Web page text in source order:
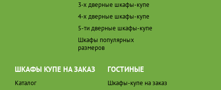
3-х дверные шкафы-купе
4-х дверные шкафы-купе
5-ти дверные шкафы-купе
Шкафы популярных
размеров
ШКАФЫ КУПЕ НА ЗАКАЗ
Каталог
ГОСТИНЫЕ
Шкафы-купе на заказ